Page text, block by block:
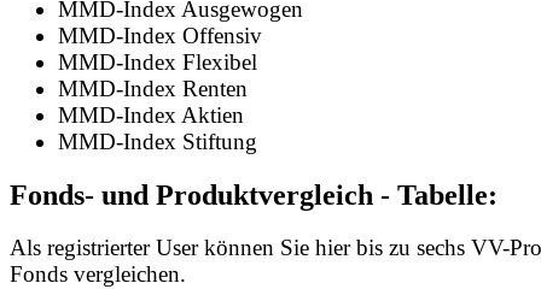
MMD-Index Ausgewogen
MMD-Index Offensiv
MMD-Index Flexibel
MMD-Index Renten
MMD-Index Aktien
MMD-Index Stiftung
Fonds- und Produktvergleich - Tabelle:
Als registrierter User können Sie hier bis zu sechs VV-
Fonds vergleichen.